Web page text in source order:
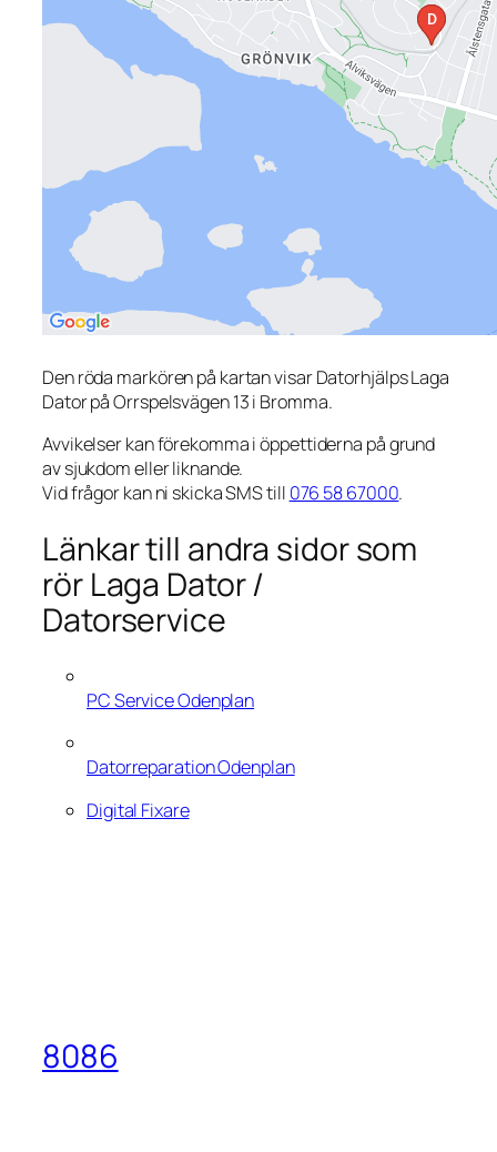
Den röda markören på kartan visar Datorhjälps Laga
Dator på Orrspelsvägen 13 i Bromma.
Avvikelser kan förekomma i öppettiderna på grund
av sjukdom eller liknande.
Vid frågor kan ni skicka SMS till 076 58 67000.
Länkar till andra sidor som
rör Laga Dator /
Datorservice
PC Service Odenplan
Datorreparation Odenplan
Digital Fixare
8086